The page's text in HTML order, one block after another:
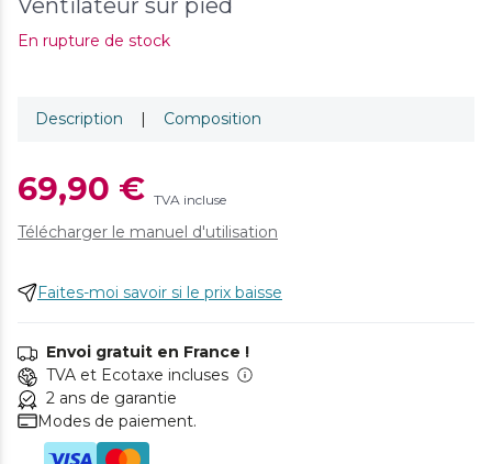
Ventilateur sur pied
En rupture de stock
Description | Composition
69,90 € TVA incluse
Télécharger le manuel d'utilisation
Faites-moi savoir si le prix baisse
Envoi gratuit en France !
TVA et Ecotaxe incluses
2 ans de garantie
Modes de paiement.